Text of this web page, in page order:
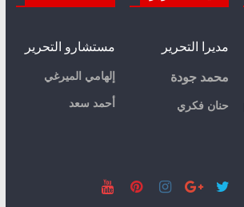
مديرا التحرير
محمد جودة
حنان فكري
مستشارو التحرير
إلهامي الميرغي
أحمد سعد